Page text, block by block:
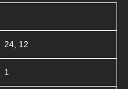
24, 12
1